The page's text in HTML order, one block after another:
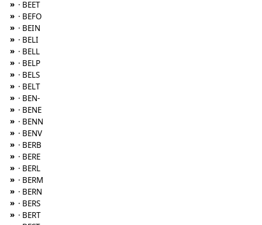
» · BEET
» · BEFO
» · BEIN
» · BELI
» · BELL
» · BELP
» · BELS
» · BELT
» · BEN-
» · BENE
» · BENN
» · BENV
» · BERB
» · BERE
» · BERL
» · BERM
» · BERN
» · BERS
» · BERT